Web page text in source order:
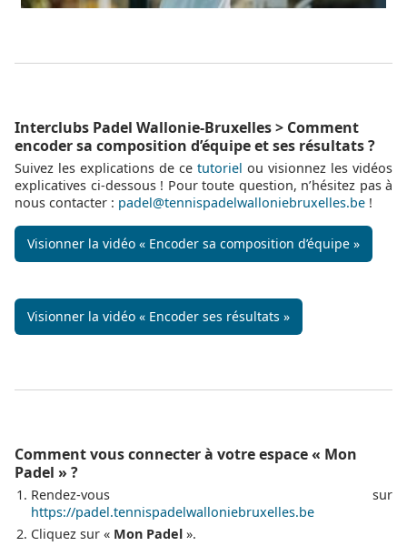
Interclubs Padel Wallonie-Bruxelles > Comment
encoder sa composition d’équipe et ses résultats ?
Suivez les explications de ce tutoriel ou visionnez les vidéos
explicatives ci-dessous ! Pour toute question, n’hésitez pas à
nous contacter : padel@tennispadelwalloniebruxelles.be !
Visionner la vidéo « Encoder sa composition d’équipe »
Visionner la vidéo « Encoder ses résultats »
Comment vous connecter à votre espace « Mon
Padel » ?
Rendez-vous sur
https://padel.tennispadelwalloniebruxelles.be
Cliquez sur « Mon Padel ».